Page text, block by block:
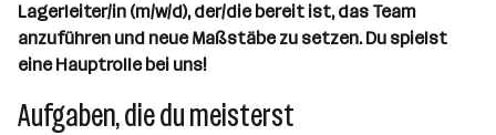
Lagerleiter/in (m/w/d), der/die bereit ist, das Team
anzuführen und neue Maßstäbe zu setzen. Du spielst
eine Hauptrolle bei uns!
Aufgaben, die du meisterst